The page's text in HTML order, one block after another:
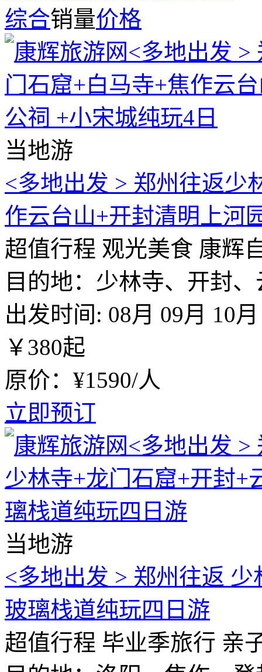
综合销量价格
当地游
<多地出发 > 郑州往返少
作云台山+开封清明上河
超值行程 观光美食 康辉
目的地：少林寺、开封
出发时间: 08月 09月 10月
￥380起
原价：¥1590/人
立即预订
当地游
<多地出发 > 郑州往返
玻璃栈道纯玩四日游
超值行程 毕业季旅行 亲